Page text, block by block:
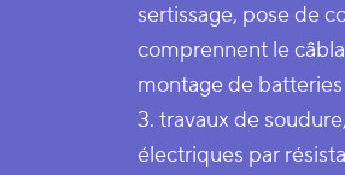
sertissage, pose de
comprennent le
montage de
3. travaux de
électriques par